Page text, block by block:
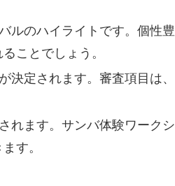
ルのハイライトです。個性
ことでしょう。
決定されます。審査項目は
ます。サンバ体験ワークシ
す。